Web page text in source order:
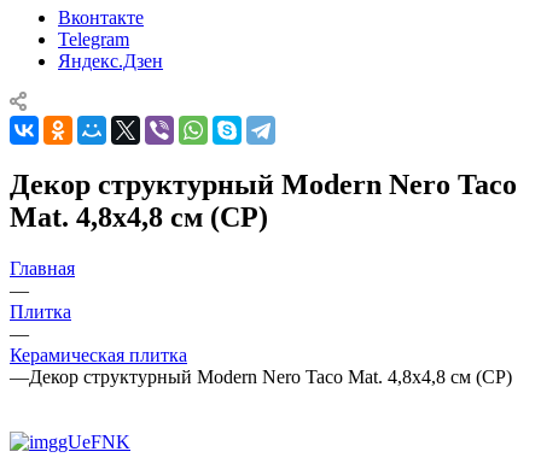
Вконтакте
Telegram
Яндекс.Дзен
Декор структурный Modern Nero Taco
Mat. 4,8x4,8 см (CP)
Главная
—
Плитка
—
Керамическая плитка
—Декор структурный Modern Nero Taco Mat. 4,8x4,8 см (CP)